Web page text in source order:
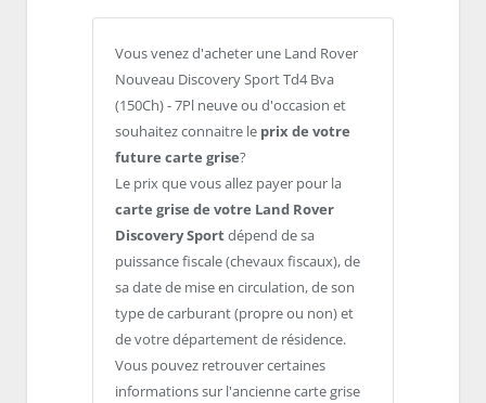
Vous venez d'acheter une Land Rover
Nouveau Discovery Sport Td4 Bva
(150Ch) - 7Pl neuve ou d'occasion et
souhaitez connaitre le prix de votre
future carte grise?
Le prix que vous allez payer pour la
carte grise de votre Land Rover
Discovery Sportdépend de sa
puissance fiscale (chevaux fiscaux), de
sa date de mise en circulation, de son
type de carburant (propre ou non) et
de votre département de résidence.
Vous pouvez retrouver certaines
informations sur l'ancienne carte grise